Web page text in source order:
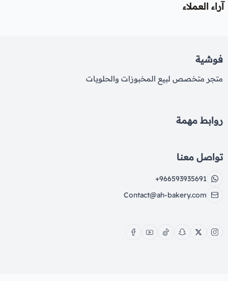
آراء العملاء
فوشية
متجر متخصص لبيع المخبوزات والحلويات
روابط مهمة
تواصل معنا
+966593935691
Contact@ah-bakery.com